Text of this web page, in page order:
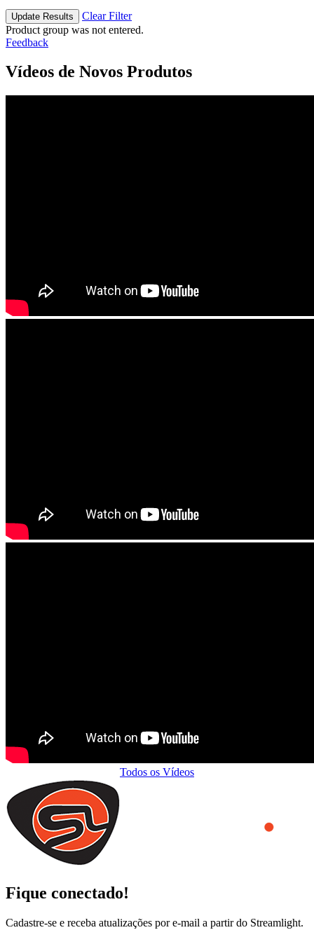
Update Results
Clear Filter
Product group was not entered.
Feedback
Vídeos de Novos Produtos
Todos os Vídeos
Fique conectado!
Cadastre-se e receba atualizações por e-mail a partir do Streamlight.